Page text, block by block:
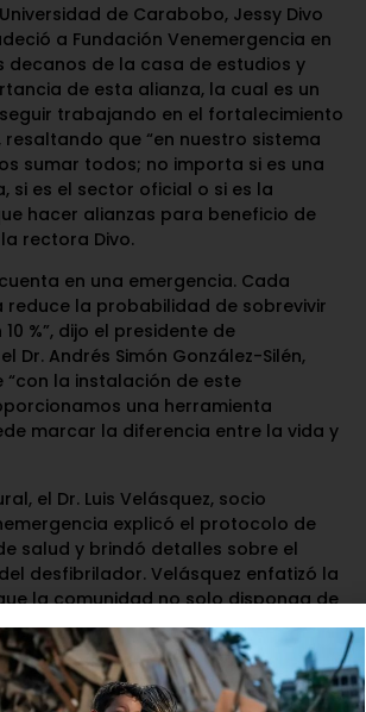
de Carabobo, Jessy Divo
a Fundación Venemergencia en
decanos de la casa de estudios y
de esta alianza, la cual es un
trabajando en el fortalecimiento
que “en nuestro sistema
sumar todos; no importa si es una
si es el sector oficial o si es la
hacer alianzas para beneficio de
rectora Divo.
en una emergencia. Cada
reduce la probabilidad de sobrevivir
%”, dijo el presidente de
Dr. Andrés Simón González-Silén,
“con la instalación de este
una herramienta
marcar la diferencia entre la vida y
el Dr. Luis Velásquez, socio
explicó el protocolo de
salud y brindó detalles sobre el
desfibrilador. Velásquez enfatizó la
la comunidad no solo disponga de
que también cuente con la
para emplearlo
“La educación es fundamental en la
afirmó.